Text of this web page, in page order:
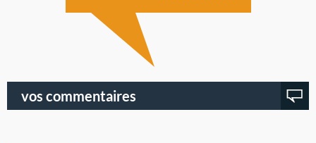
vos commentaires